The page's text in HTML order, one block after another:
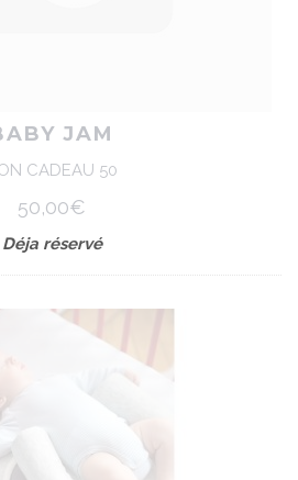
JAM
CADEAU 50
50,00€
Déja réservé